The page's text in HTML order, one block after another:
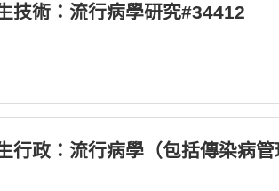
技術：流行病學研究#34412
行政：流行病學（包括傳染病